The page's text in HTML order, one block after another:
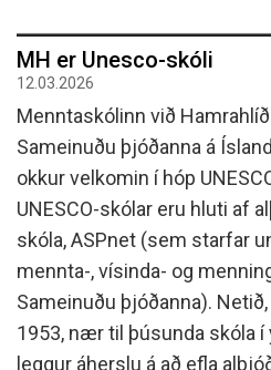
MH er Unesco-skóli
12.03.2026
Menntaskólinn við
Sameinuðu þjóðanna á
okkur velkomin í hóp
UNESCO-skólar eru hluti af
skóla, ASPnet (sem starfar
mennta-, vísinda- og
Sameinuðu þjóðanna).
1953, nær til þúsunda skóla í
leggur áherslu á að efla